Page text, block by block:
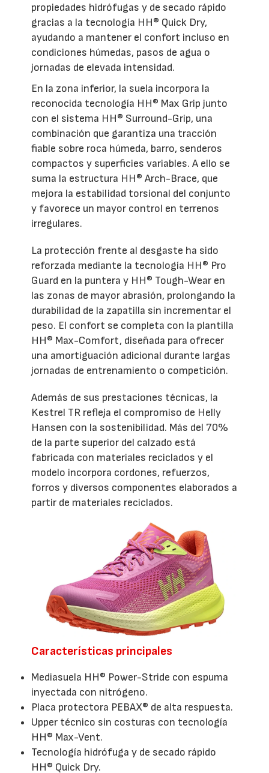
propiedades hidrófugas y de secado rápido
gracias a la tecnología HH® Quick Dry,
ayudando a mantener el confort incluso en
condiciones húmedas, pasos de agua o
jornadas de elevada intensidad.
En la zona inferior, la suela incorpora la
reconocida tecnología HH® Max Grip junto
con el sistema HH® Surround-Grip, una
combinación que garantiza una tracción
fiable sobre roca húmeda, barro, senderos
compactos y superficies variables. A ello se
suma la estructura HH® Arch-Brace, que
mejora la estabilidad torsional del conjunto
y favorece un mayor control en terrenos
irregulares.
La protección frente al desgaste ha sido
reforzada mediante la tecnología HH® Pro
Guard en la puntera y HH® Tough-Wear en
las zonas de mayor abrasión, prolongando la
durabilidad de la zapatilla sin incrementar el
peso. El confort se completa con la plantilla
HH® Max-Comfort, diseñada para ofrecer
una amortiguación adicional durante largas
jornadas de entrenamiento o competición.
Además de sus prestaciones técnicas, la
Kestrel TR refleja el compromiso de Helly
Hansen con la sostenibilidad. Más del 70%
de la parte superior del calzado está
fabricada con materiales reciclados y el
modelo incorpora cordones, refuerzos,
forros y diversos componentes elaborados a
partir de materiales reciclados.
Características principales
Mediasuela HH® Power-Stride con espuma
inyectada con nitrógeno.
Placa protectora PEBAX® de alta respuesta.
Upper técnico sin costuras con tecnología
HH® Max-Vent.
Tecnología hidrófuga y de secado rápido
HH® Quick Dry.